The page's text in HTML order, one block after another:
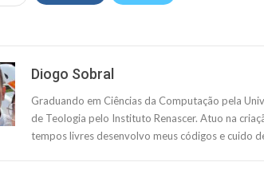
Diogo Sobral
Graduando em Ciências da Computação pela
de Teologia pelo Instituto Renascer. Atuo na
tempos livres desenvolvo meus códigos e cuido